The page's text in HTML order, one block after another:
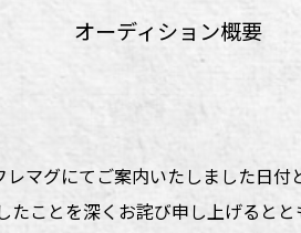
オーディション概要
マグにてご案内いたしました日付
ことを深くお詫び申し上げると